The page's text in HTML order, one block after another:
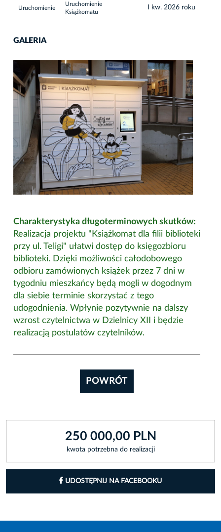
Uruchomienie
Uruchomienie
Książkomatu
I kw. 2026 roku
GALERIA
Charakterystyka długoterminowych skutków:
Realizacja projektu "Książkomat dla filii biblioteki
przy ul. Teligi" ułatwi dostęp do księgozbioru
biblioteki. Dzięki możliwości całodobowego
odbioru zamówionych książek przez 7 dni w
tygodniu mieszkańcy będą mogli w dogodnym
dla siebie terminie skorzystać z tego
udogodnienia. Wpłynie pozytywnie na dalszy
wzrost czytelnictwa w Dzielnicy XII i będzie
realizacją postulatów czytelników.
POWRÓT
250 000,00 PLN
kwota potrzebna do realizacji
UDOSTĘPNIJ NA FACEBOOKU